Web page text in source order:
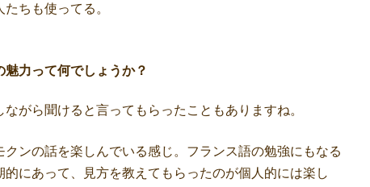
ちも使ってる。
力って何でしょうか？
がら聞けると言ってもらったこともありますね。
ンの話を楽しんでいる感じ。フランス語の勉強にもなる
にあって、見方を教えてもらったのが個人的には楽し